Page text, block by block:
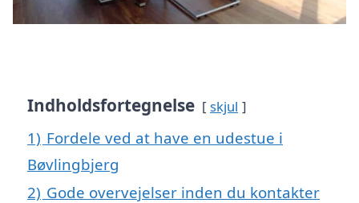
Indholdsfortegnelse skjul
1) Fordele ved at have en udestue i
Bøvlingbjerg
2) Gode overvejelser inden du kontakter